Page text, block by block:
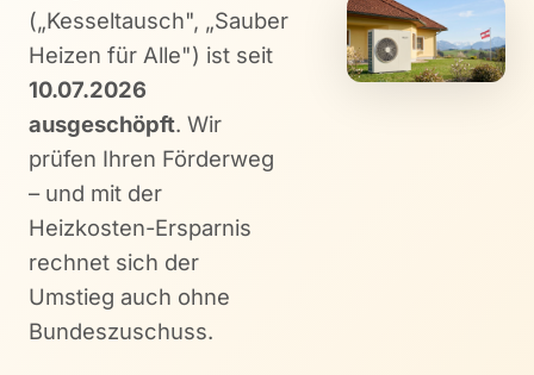
(„Kesseltausch", „Sauber
Heizen für Alle") ist seit
10.07.2026
ausgeschöpft. Wir
prüfen Ihren Förderweg
– und mit der
Heizkosten-Ersparnis
rechnet sich der
Umstieg auch ohne
Bundeszuschuss.